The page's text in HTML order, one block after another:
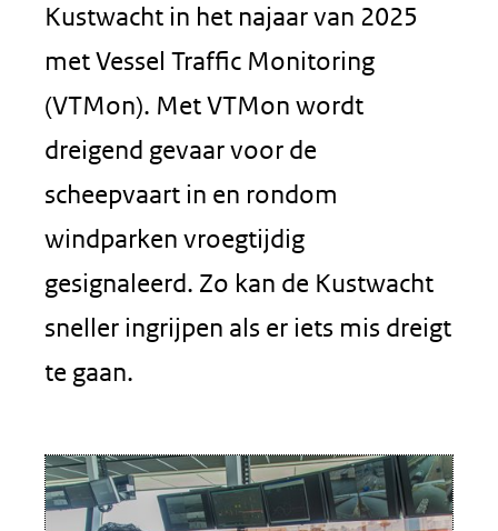
Kustwacht in het najaar van 2025
met Vessel Traffic Monitoring
(VTMon). Met VTMon wordt
dreigend gevaar voor de
scheepvaart in en rondom
windparken vroegtijdig
gesignaleerd. Zo kan de Kustwacht
sneller ingrijpen als er iets mis dreigt
te gaan.